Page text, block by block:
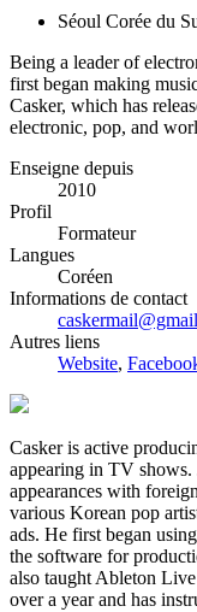
Séoul Corée du
Being a leader of
first began making
Casker, which has
electronic, pop, and
Enseigne depuis
2010
Profil
Formateur
Langues
Coréen
Informations de contact
Autres liens
Website,
Casker is active
appearing in TV
appearances with
various Korean pop
ads. He first began
the software for
also taught Ableton
over a year and has